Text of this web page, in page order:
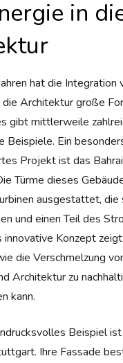
in
hat die Integration
die Architektur große
gibt mittlerweile
Beispiele. Ein
Projekt ist das
Türme dieses
ausgestattet, die
und einen Teil des
innovative Konzept zeigt
die Verschmelzung
Architektur zu
kann.
Beispiel
Ihre Fassade